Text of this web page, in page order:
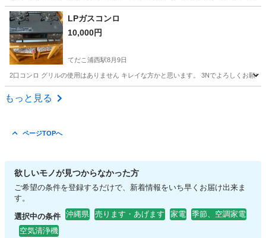
沖縄 名護市 キッチン家電
LPガスコンロ
10,000円
てだこ浦西駅8月9日
2口コンロ グリルの使用はありません キレイな方かと思います。 3Nでよろしくお願い
沖縄 うるま市
もっと見る
ページTOPへ
欲しいモノが見つからなかった方
ご希望の条件を登録するだけで、新着情報をいち早くお届け出来ま
す。
選択中の条件 沖縄県 売ります・あげます 家電
季節、空調家電
空気清浄機